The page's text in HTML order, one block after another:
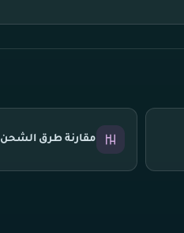
مقارنة طرق الشحن